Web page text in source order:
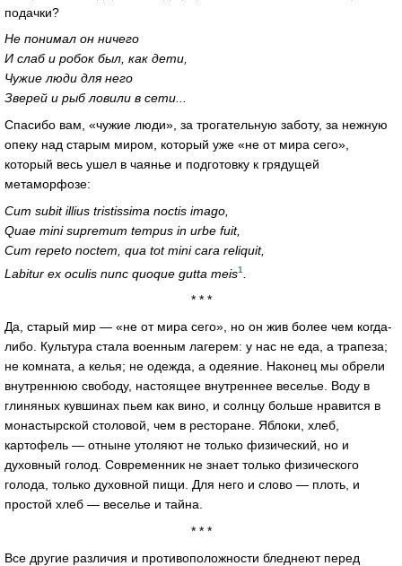
подачки?
Не понимал он ничего
И слаб и робок был, как дети,
Чужие люди для него
Зверей и рыб ловили в сети...
Спасибо вам, «чужие люди», за трогательную заботу, за нежную
опеку над старым миром, который уже «не от мира сего»,
который весь ушел в чаянье и подготовку к грядущей
метаморфозе:
Cum subit illius tristissima noctis imago,
Quae mini supremum tempus in urbe fuit,
Cum repeto noctem, qua tot mini cara reliquit,
Labitur ex oculis nunc quoque gutta meis1
* * *
Да, старый мир — «не от мира сего», но он жив более чем когда-
либо. Культура стала военным лагерем: у нас не еда, а трапеза;
не комната, а келья; не одежда, а одеяние. Наконец мы обрели
внутреннюю свободу, настоящее внутреннее веселье. Воду в
глиняных кувшинах пьем как вино, и солнцу больше нравится в
монастырской столовой, чем в ресторане. Яблоки, хлеб,
картофель — отныне утоляют не только физический, но и
духовный голод. Современник не знает только физического
голода, только духовной пищи. Для него и слово — плоть, и
простой хлеб — веселье и тайна.
* * *
Все другие различия и противоположности бледнеют перед